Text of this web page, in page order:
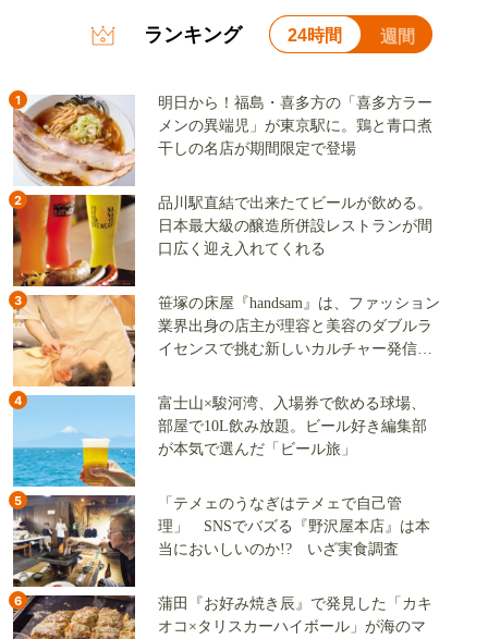
ランキング 24時間 週間
1
明日から！福島・喜多方の「喜多方ラー
メンの異端児」が東京駅に。鶏と青口煮
干しの名店が期間限定で登場
2
品川駅直結で出来たてビールが飲める。
日本最大級の醸造所併設レストランが間
口広く迎え入れてくれる
3
笹塚の床屋『handsam』は、ファッション
業界出身の店主が理容と美容のダブルラ
イセンスで挑む新しいカルチャー発信基
4
富士山×駿河湾、入場券で飲める球場、
部屋で10L飲み放題。ビール好き編集部
が本気で選んだ「ビール旅」
5
「テメェのうなぎはテメェで自己管
理」 SNSでバズる『野沢屋本店』は本
当においしいのか!? いざ実食調査
6
蒲田『お好み焼き辰』で発見した「カキ
オコ×タリスカーハイボール」が海のマ